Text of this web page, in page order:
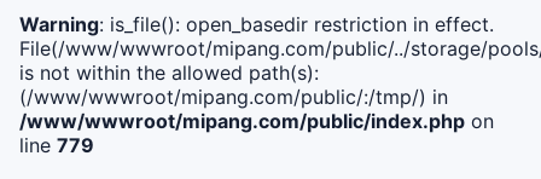
Warning: is_file(): open_basedir restriction in effect.
File(/www/wwwroot/mipang.com/public/../storage/
is not within the allowed path(s):
(/www/wwwroot/mipang.com/public/:/tmp/) in
/www/wwwroot/mipang.com/public/index.php on
line 779